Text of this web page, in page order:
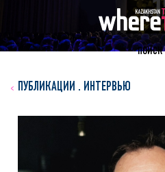
ПОИСК
ПУБЛИКАЦИИ . ИНТЕРВЬЮ